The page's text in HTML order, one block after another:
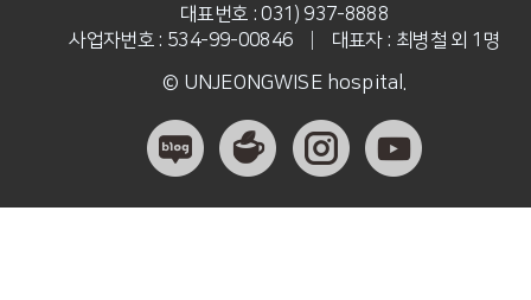
대표번호 : 031) 937-8888
사업자번호 : 534-99-00846
대표자 : 최병철 외 1명
© UNJEONGWISE hospital.